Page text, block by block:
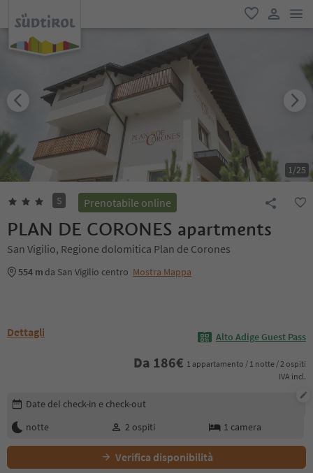
favoriti
user link
1/25
S Prenotabile online
PLAN DE CORONES apartments
San Vigilio, Regione dolomitica Plan de Corones
554 m da San Vigilio centro Mostra Mappa
Dettagli Alto Adige Guest Pass
Da 186€ 1 appartamento / 1 notte / 2 ospiti
IVA incl.
Modifica i dettagli della prenotazione
Date del check-in e check-out
notte
2 ospiti 1 camera
Verifica disponibilità